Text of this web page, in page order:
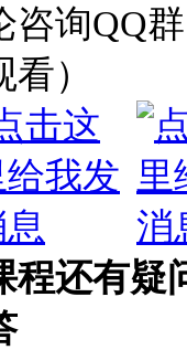
咨询QQ
）
程还有疑